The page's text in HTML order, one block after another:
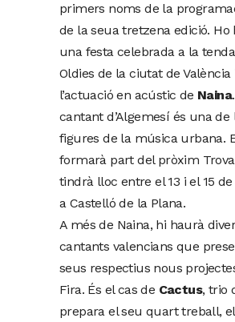
primers noms de la
de la seua tretzena edició. Ho
una festa celebrada a la
Oldies de la ciutat de València
l’actuació en acústic de Naina
cantant d’Algemesí és una de
figures de la música urbana.
formarà part del pròxim
tindrà lloc entre el 13 i el 15
a Castelló de la Plana.
A més de Naina, hi haurà
cantants valencians que
seus respectius nous
Fira. És el cas de Cactus, trio
prepara el seu quart treball,